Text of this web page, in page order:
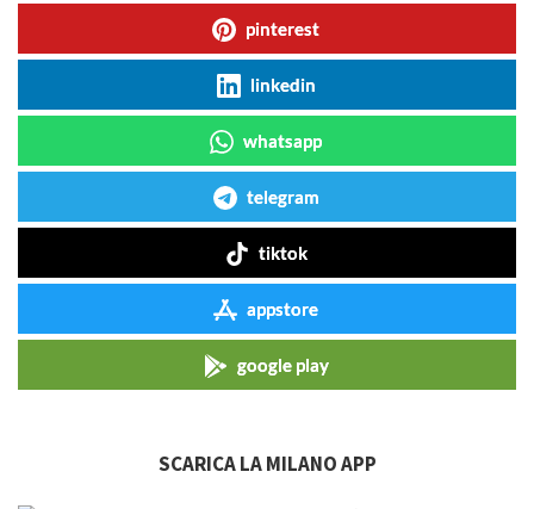
pinterest
linkedin
whatsapp
telegram
tiktok
appstore
google play
SCARICA LA MILANO APP